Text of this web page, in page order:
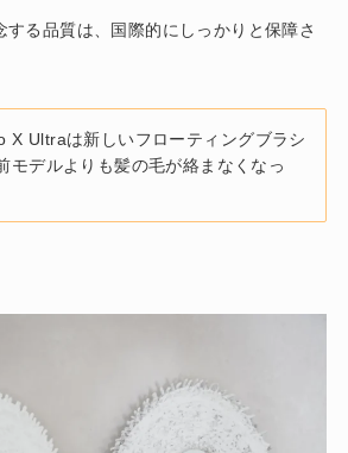
する品質は、国際的にしっかりと保障さ
X Ultraは新しいフローティングブラシ
モデルよりも髪の毛が絡まなくなっ